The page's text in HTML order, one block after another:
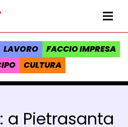
della Regione Toscana
LAVORO
FACCIO IMPRESA
CULTURA
a Pietrasanta